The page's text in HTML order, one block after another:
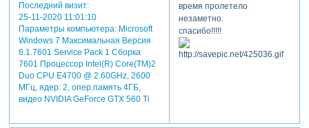
Последний визит:
25-11-2020 11:01:10
Параметры компьютера:Microsoft
Windows 7 Максимальная Версия
6.1.7601 Service Pack 1 Сборка
7601 Процессор Intel(R) Core(TM)2
Duo CPU E4700 @ 2.60GHz, 2600
МГц, ядер: 2, опер.память 4ГБ,
видео NVIDIA GeForce GTX 560 Ti
время пролетело
незаметно.
спасибо!!!!!